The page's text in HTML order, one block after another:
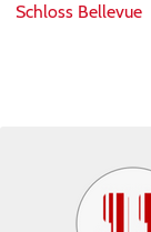
Schloss Bellevue